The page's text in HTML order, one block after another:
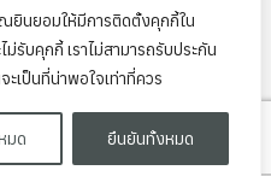
ยินยอมให้มีการติดตั้งคุกกี้ใน
บคุกกี้ เราไม่สามารถรับประกัน
เป็นที่น่าพอใจเท่าที่ควร
มด ยืนยันทั้งหมด